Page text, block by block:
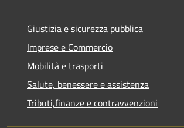
Giustizia e sicurezza pubblica
Imprese e Commercio
Mobilità e trasporti
Salute, benessere e assistenza
Tributi,finanze e contravvenzioni